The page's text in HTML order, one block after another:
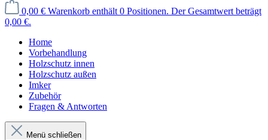
0,00 € Warenkorb enthält 0 Positionen. Der Gesamtwert beträgt
0,00 €.
Home
Vorbehandlung
Holzschutz innen
Holzschutz außen
Imker
Zubehör
Fragen & Antworten
Menü schließen